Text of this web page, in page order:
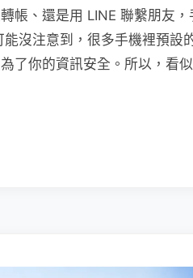
帳、還是用 LINE 聯繫朋友
沒注意到，很多手機裡預設
了你的資訊安全。所以，看